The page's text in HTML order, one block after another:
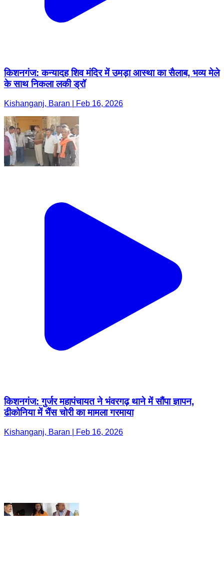
किशनगंज: कन्यादह शिव मंदिर में उमड़ा आस्था का सैलाब, भव्य मेले
के साथ निकला लकी ड्रॉ
किशनगंज: गुर्जर महापंचायत ने भंवरगढ़ थाने में सौंपा ज्ञापन,